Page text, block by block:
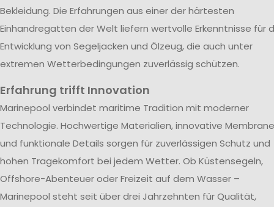
Bekleidung. Die Erfahrungen aus einer der härtesten
Einhandregatten der Welt liefern wertvolle Erkenntnisse für
Entwicklung von Segeljacken und Ölzeug, die auch unter
extremen Wetterbedingungen zuverlässig schützen.
Erfahrung trifft Innovation
Marinepool verbindet maritime Tradition mit moderner
Technologie. Hochwertige Materialien, innovative
und funktionale Details sorgen für zuverlässigen Schutz und
hohen Tragekomfort bei jedem Wetter. Ob Küstensegeln,
Offshore-Abenteuer oder Freizeit auf dem Wasser –
Marinepool steht seit über drei Jahrzehnten für Qualität,